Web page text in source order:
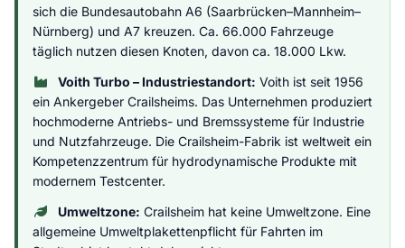
sich die Bundesautobahn A6 (Saarbrücken–Mannheim–
Nürnberg) und A7 kreuzen. Ca. 66.000 Fahrzeuge
täglich nutzen diesen Knoten, davon ca. 18.000 Lkw.
Voith Turbo – Industriestandort: Voith ist seit 1956
ein Ankergeber Crailsheims. Das Unternehmen produziert
hochmoderne Antriebs- und Bremssysteme für Industrie
und Nutzfahrzeuge. Die Crailsheim-Fabrik ist weltweit ein
Kompetenzzentrum für hydrodynamische Produkte mit
modernem Testcenter.
Umweltzone: Crailsheim hat keine Umweltzone. Eine
allgemeine Umweltplakettenpflicht für Fahrten im